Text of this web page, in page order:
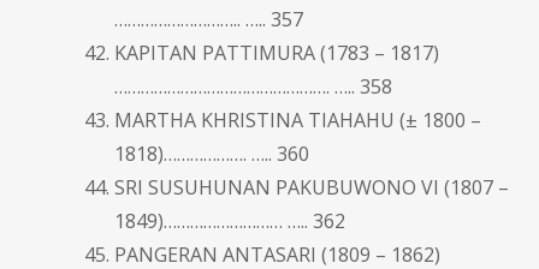
……………………….. ….. 357
KAPITAN PATTIMURA (1783 – 1817)
…………………………………………. ….. 358
MARTHA KHRISTINA TIAHAHU (± 1800 –
1818)………………. ….. 360
SRI SUSUHUNAN PAKUBUWONO VI (1807 –
1849)……………………… ….. 362
PANGERAN ANTASARI (1809 – 1862)